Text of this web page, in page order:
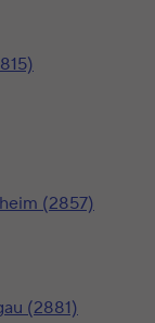
(2857)
(2881)